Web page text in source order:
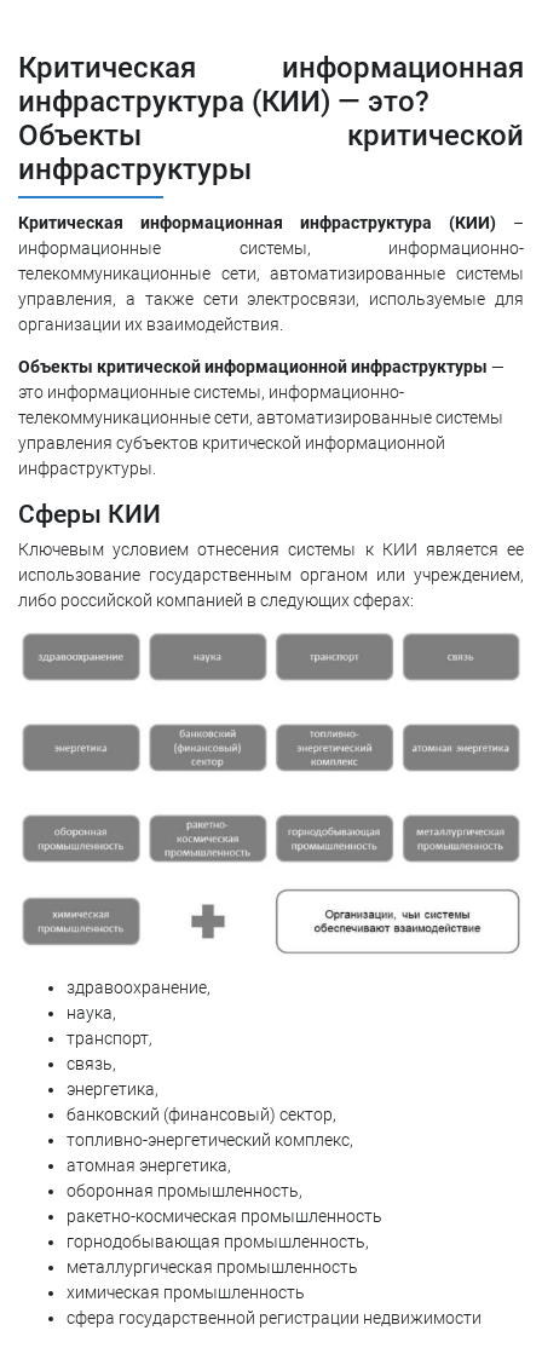
Критическая информационная
инфраструктура (КИИ) — это?
Объекты критической
инфраструктуры
Критическая информационная инфраструктура (КИИ) –
информационные системы, информационно-
телекоммуникационные сети, автоматизированные системы
управления, а также сети электросвязи, используемые для
организации их взаимодействия.
Объекты критической информационной инфраструктуры —
это информационные системы, информационно-
телекоммуникационные сети, автоматизированные системы
управления субъектов критической информационной
инфраструктуры.
Сферы КИИ
Ключевым условием отнесения системы к КИИ является ее
использование государственным органом или учреждением,
либо российской компанией в следующих сферах:
здравоохранение,
наука,
транспорт,
связь,
энергетика,
банковский (финансовый) сектор,
топливно-энергетический комплекс,
атомная энергетика,
оборонная промышленность,
ракетно-космическая промышленность
горнодобывающая промышленность,
металлургическая промышленность
химическая промышленность
сфера государственной регистрации недвижимости